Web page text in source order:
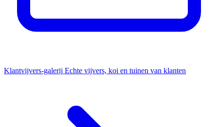
Klantvijvers-galerij Echte vijvers, koi en tuinen van klanten